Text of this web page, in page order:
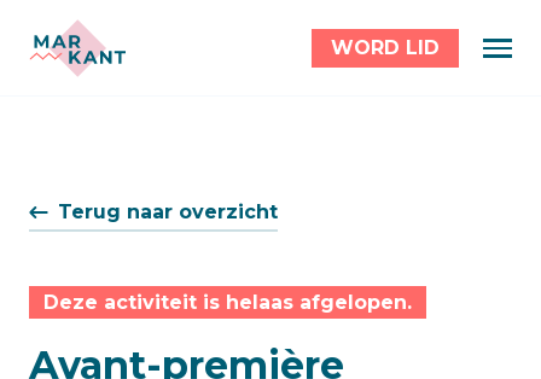
WORD LID
Terug naar overzicht
Deze activiteit is helaas afgelopen.
Avant-première